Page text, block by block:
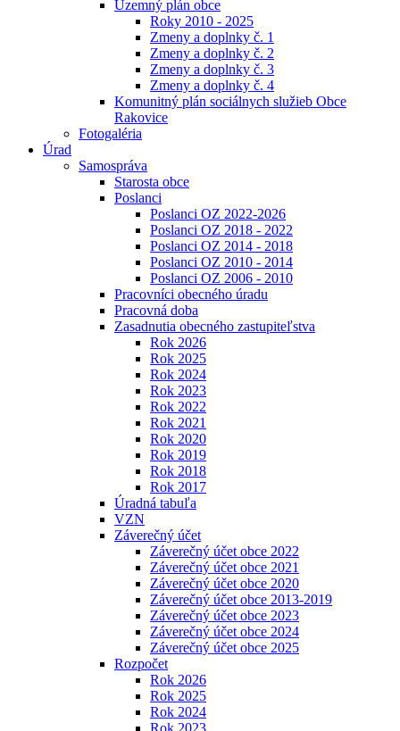
Územný plán obce
Roky 2010 - 2025
Zmeny a doplnky č. 1
Zmeny a doplnky č. 2
Zmeny a doplnky č. 3
Zmeny a doplnky č. 4
Komunitný plán sociálnych služieb Obce
Rakovice
Fotogaléria
Úrad
Samospráva
Starosta obce
Poslanci
Poslanci OZ 2022-2026
Poslanci OZ 2018 - 2022
Poslanci OZ 2014 - 2018
Poslanci OZ 2010 - 2014
Poslanci OZ 2006 - 2010
Pracovníci obecného úradu
Pracovná doba
Zasadnutia obecného zastupiteľstva
Rok 2026
Rok 2025
Rok 2024
Rok 2023
Rok 2022
Rok 2021
Rok 2020
Rok 2019
Rok 2018
Rok 2017
Úradná tabuľa
VZN
Záverečný účet
Záverečný účet obce 2022
Záverečný účet obce 2021
Záverečný účet obce 2020
Záverečný účet obce 2013-2019
Záverečný účet obce 2023
Záverečný účet obce 2024
Záverečný účet obce 2025
Rozpočet
Rok 2026
Rok 2025
Rok 2024
Rok 2023